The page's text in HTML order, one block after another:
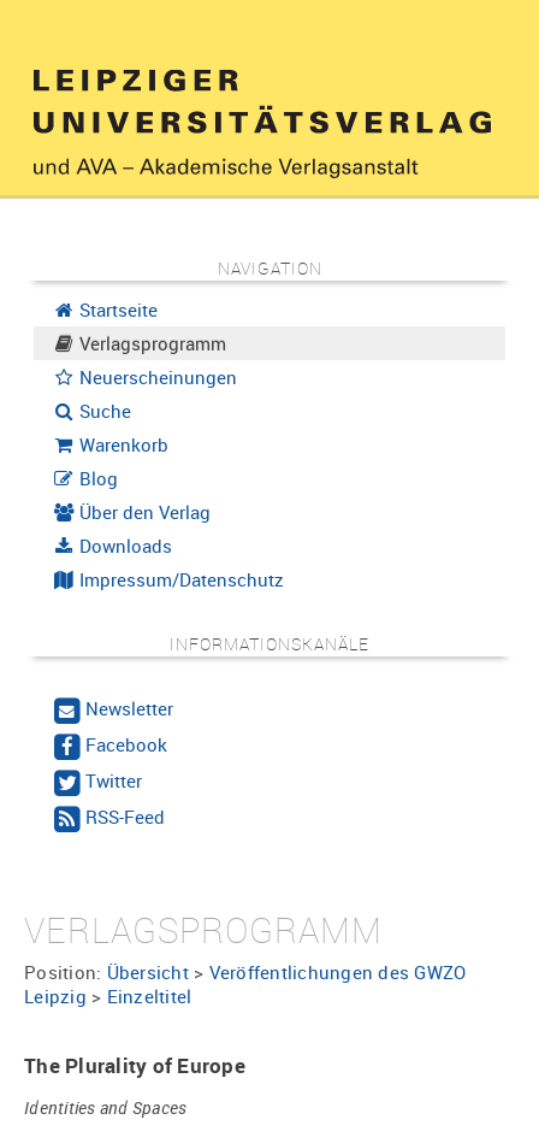
NAVIGATION
Startseite
Verlagsprogramm
Neuerscheinungen
Suche
Warenkorb
Blog
Über den Verlag
Downloads
Impressum/Datenschutz
INFORMATIONSKANÄLE
Newsletter
Facebook
Twitter
RSS-Feed
VERLAGSPROGRAMM
Position: Übersicht> Veröffentlichungen des GWZO
Leipzig > Einzeltitel
The Plurality of Europe
Identities and Spaces